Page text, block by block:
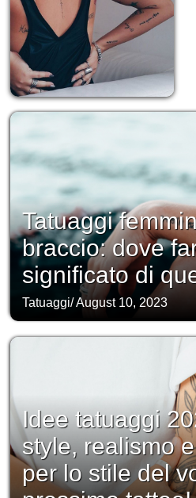
Tatuaggi
braccio: dove
significato di
Tatuaggi/August 10, 2023
Idee tatuaggi
style, realismo
per lo stile del